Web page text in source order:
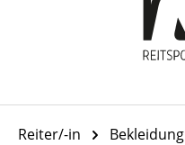
Reiter/-in Bekleidung